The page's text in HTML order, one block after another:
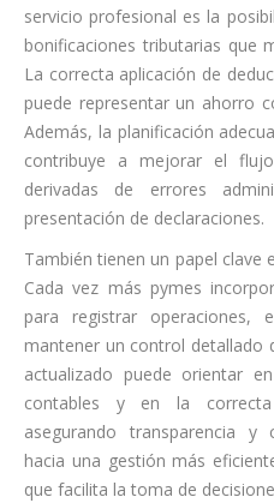
servicio profesional es la
bonificaciones tributarias que
La correcta aplicación de
puede representar un ahorro
Además, la planificación
contribuye a mejorar el
derivadas de errores
presentación de declaraciones.
También tienen un papel clave
Cada vez más pymes
para registrar operaciones,
mantener un control detallado
actualizado puede orientar
contables y en la
asegurando transparencia y
hacia una gestión más
que facilita la toma de